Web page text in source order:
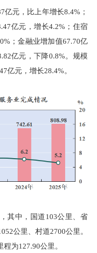
元，比上年增长8.4%；
亿元，增长4.2%；住宿
；金融业增加值67.70亿
亿元，下降0.8%。规模
亿元，增长28.4%。
中，国道103公里、省
公里、村道2700公里。
为127.90公里。